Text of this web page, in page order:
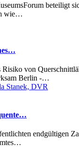
beteiligt
wie…
von
Berlin -…
endgültigen